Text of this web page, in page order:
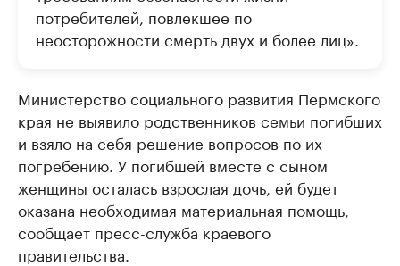
потребителей, повлекшее по
неосторожности смерть двух и более лиц».
Министерство социального развития Пермского
края не выявило родственников семьи погибших
и взяло на себя решение вопросов по их
погребению. У погибшей вместе с сыном
женщины осталась взрослая дочь, ей будет
оказана необходимая материальная помощь,
сообщает пресс-служба краевого
правительства.